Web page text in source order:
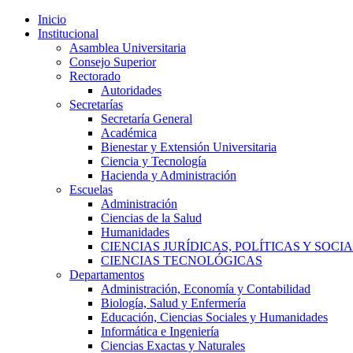
Inicio
Institucional
Asamblea Universitaria
Consejo Superior
Rectorado
Autoridades
Secretarías
Secretaría General
Académica
Bienestar y Extensión Universitaria
Ciencia y Tecnología
Hacienda y Administración
Escuelas
Administración
Ciencias de la Salud
Humanidades
CIENCIAS JURÍDICAS, POLÍTICAS Y
CIENCIAS TECNOLÓGICAS
Departamentos
Administración, Economía y Contabilidad
Biología, Salud y Enfermería
Educación, Ciencias Sociales y Humanidades
Informática e Ingeniería
Ciencias Exactas y Naturales